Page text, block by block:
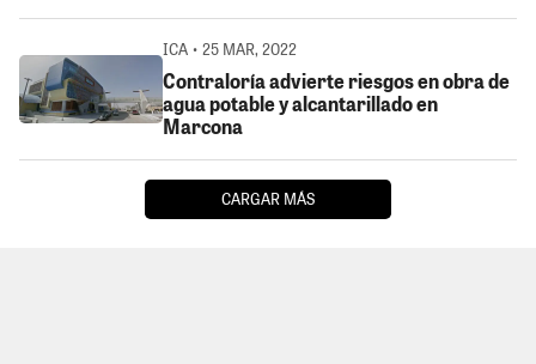
ICA • 25 MAR, 2022
Contraloría advierte riesgos en obra de
agua potable y alcantarillado en
Marcona
CARGAR MÁS